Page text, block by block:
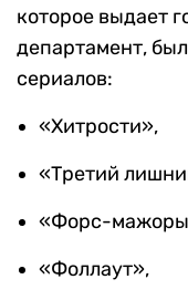
которое выдает
департамент,
сериалов:
«Хитрости»,
«Третий
«Форс-
«Фоллаут»,